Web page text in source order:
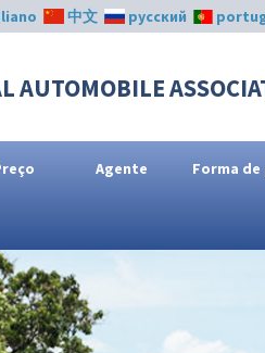
AUTOMOBILE
中文 русский
Agente Forma